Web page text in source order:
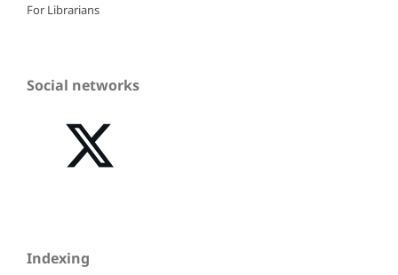
For Librarians
Social networks
Indexing